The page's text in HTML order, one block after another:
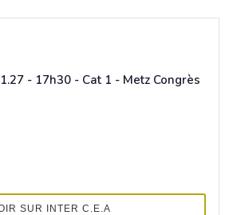
- 17h30 - Cat 1 - Metz Congrès
SUR INTER C.E.A